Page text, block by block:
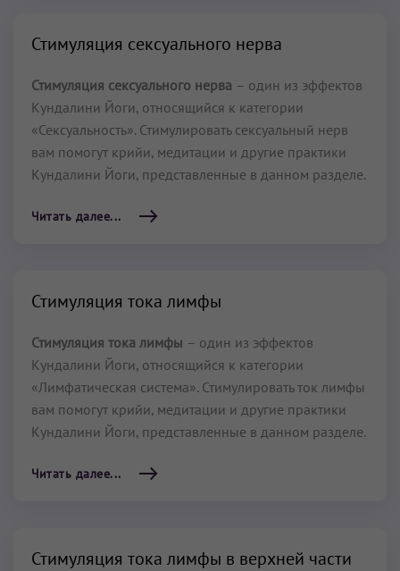
Стимуляция сексуального нерва
Стимуляция сексуального нерва – один из эффектов
Кундалини Йоги, относящийся к категории
«Сексуальность». Стимулировать сексуальный нерв
вам помогут крийи, медитации и другие практики
Кундалини Йоги, представленные в данном разделе.
Читать далее...
Стимуляция тока лимфы
Стимуляция тока лимфы – один из эффектов
Кундалини Йоги, относящийся к категории
«Лимфатическая система». Стимулировать ток лимфы
вам помогут крийи, медитации и другие практики
Кундалини Йоги, представленные в данном разделе.
Читать далее...
Стимуляция тока лимфы в верхней части